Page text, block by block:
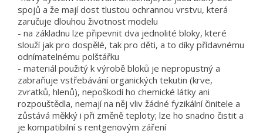
spojů a že mají dost tlustou ochrannou vrstvu, která
zaručuje dlouhou životnost modelu
- na základnu lze připevnit dva jednolité bloky, které
slouží jak pro dospělé, tak pro děti, a to díky přídavnému
odnímatelnému polštářku
- materiál použitý k výrobě bloků je nepropustný a
zabraňuje vstřebávání organických tekutin (krve,
zvratků, hlenů), nepoškodí ho chemické látky ani
rozpouštědla, nemají na něj vliv žádné fyzikální činitele a
zůstává měkký i při změně teploty; lze ho snadno čistit a
je kompatibilní s rentgenovým záření